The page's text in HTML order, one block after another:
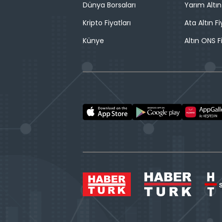
Dünya Borsaları
Kripto Fiyatları
Künye
Yarım
Ata Altın
Altın ONS